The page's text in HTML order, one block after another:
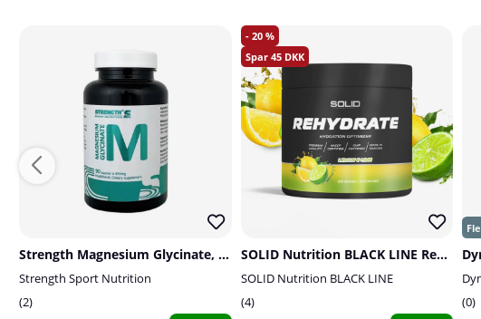
Strength Magnesium Glycinate, 90 caps
Strength Sport Nutrition
2
20
45
SOLID Nutrition BLACK LINE Rehydrate, 270 g
SOLID Nutrition BLACK LINE
4
0